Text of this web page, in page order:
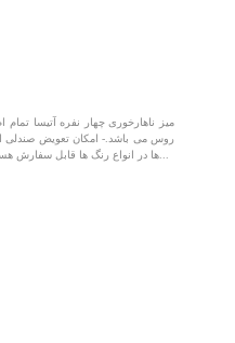
روس می باشد.- امکان تعویض صندلی